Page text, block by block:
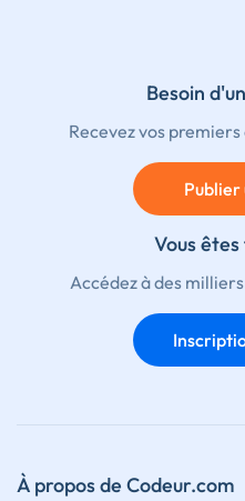
Besoin
Recevez vos
Publier
Vous
Accédez à des
À propos de Codeur.com